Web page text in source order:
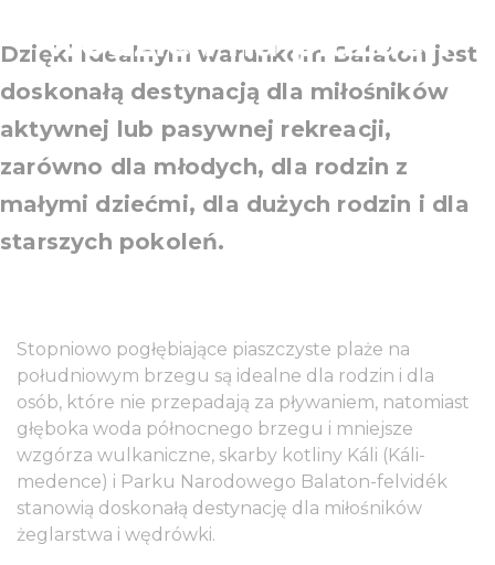
wodzie i na plażach
Dzięki idealnym warunkom Balaton jest
doskonałą destynacją dla miłośników
aktywnej lub pasywnej rekreacji,
zarówno dla młodych, dla rodzin z
małymi dziećmi, dla dużych rodzin i dla
starszych pokoleń.
Stopniowo pogłębiające piaszczyste plaże na
południowym brzegu są idealne dla rodzin i dla
osób, które nie przepadają za pływaniem, natomiast
głęboka woda północnego brzegu i mniejsze
wzgórza wulkaniczne, skarby kotliny Káli (Káli-
medence) i Parku Narodowego Balaton-felvidék
stanowią doskonałą destynację dla miłośników
żeglarstwa i wędrówki.